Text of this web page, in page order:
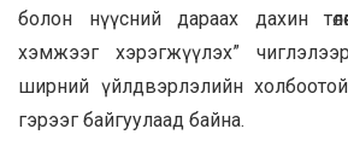
болон нүүсний дараах дахин
хэмжээг хэрэгжүүлэх”
ширний үйлдвэрлэлийн
гэрээг байгуулаад байна.